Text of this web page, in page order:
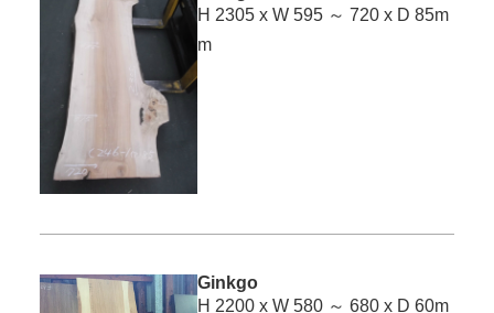
H 2305 x W 595 ～ 720 x D 85m
m
Ginkgo
H 2200 x W 580 ～ 680 x D 60m